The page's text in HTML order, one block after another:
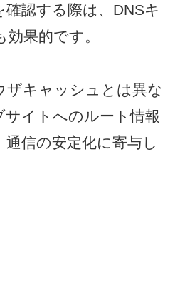
認する際は、DNSキ
果的です。
ザキャッシュとは異な
サイトへのルート情報
信の安定化に寄与し